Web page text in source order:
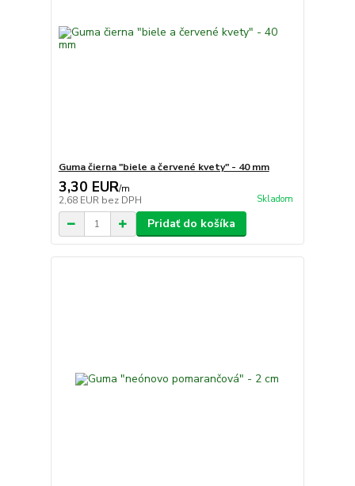
Guma čierna "biele a červené kvety" - 40 mm
3,30 EUR/m
2,68 EUR bez DPH Skladom
Pridať do košíka